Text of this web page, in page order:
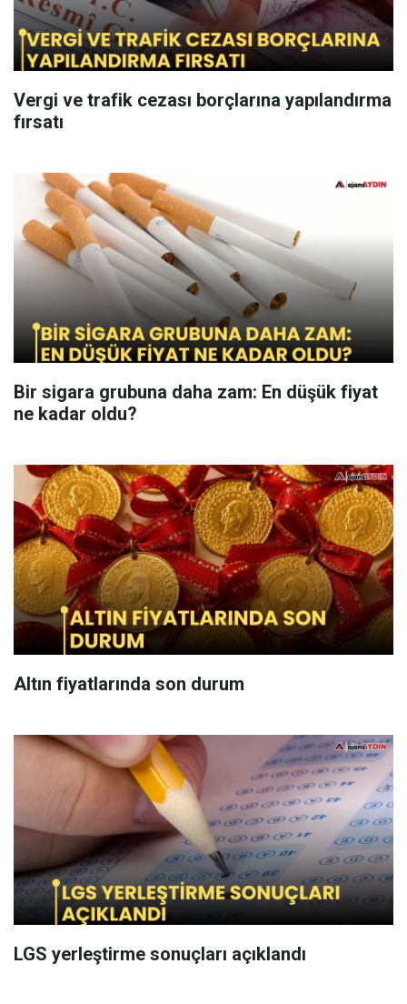
Vergi ve trafik cezası borçlarına yapılandırma
fırsatı
Bir sigara grubuna daha zam: En düşük fiyat
ne kadar oldu?
Altın fiyatlarında son durum
LGS yerleştirme sonuçları açıklandı